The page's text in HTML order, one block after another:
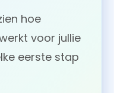
hoe
voor jullie
eerste stap